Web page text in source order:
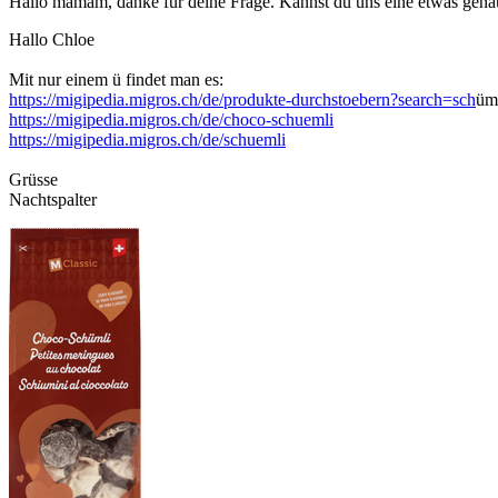
Hallo Chloe
Mit nur einem ü findet man es:
https://migipedia.migros.ch/de/produkte-durchstoebern?search=sch
https://migipedia.migros.ch/de/choco-schuemli
https://migipedia.migros.ch/de/schuemli
Grüsse
Nachtspalter